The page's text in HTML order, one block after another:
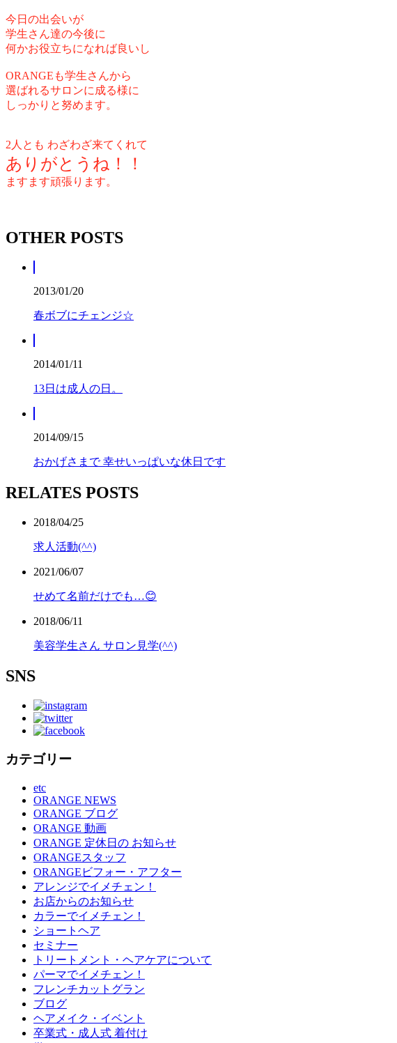
今日の出会いが
学生さん達の今後に
何かお役立ちになれば良いし
ORANGEも学生さんから
選ばれるサロンに成る様に
しっかりと努めます。
2人とも わざわざ来てくれて
ありがとうね！！
ますます頑張ります。
OTHER POSTS
2013/01/20
春ボブにチェンジ☆
2014/01/11
13日は成人の日。
2014/09/15
おかげさまで 幸せいっぱいな休日です
RELATES POSTS
2018/04/25
求人活動(^^)
2021/06/07
せめて名前だけでも…😊
2018/06/11
美容学生さん サロン見学(^^)
SNS
カテゴリー
etc
ORANGE NEWS
ORANGE ブログ
ORANGE 動画
ORANGE 定休日の お知らせ
ORANGEスタッフ
ORANGEビフォー・アフター
アレンジでイメチェン！
お店からのお知らせ
カラーでイメチェン！
ショートヘア
セミナー
トリートメント・ヘアケアについて
パーマでイメチェン！
フレンチカットグラン
ブログ
ヘアメイク・イベント
卒業式・成人式 着付け